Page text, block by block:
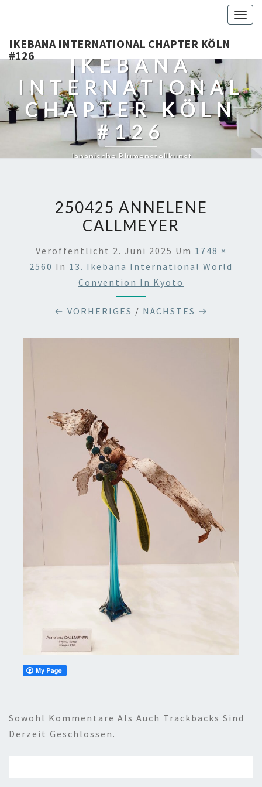
IKEBANA INTERNATIONAL CHAPTER KÖLN
#126
IKEBANA
INTERNATIONAL
CHAPTER KÖLN
#126
Japanische Blumenstellkunst
250425 ANNELENE
CALLMEYER
Veröffentlicht 2. Juni 2025 Um 1748 ×
2560 In 13. Ikebana International World
Convention In Kyoto
← VORHERIGES / NÄCHSTES →
Sowohl Kommentare Als Auch Trackbacks Sind
Derzeit Geschlossen.